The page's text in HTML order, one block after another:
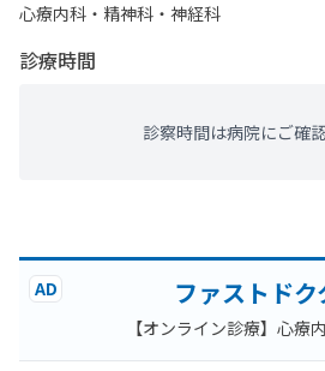
心療内科・​精神科・神経科
診療時間
診察時間は病院にご確
AD ファストドク
【オンライン診療】心療